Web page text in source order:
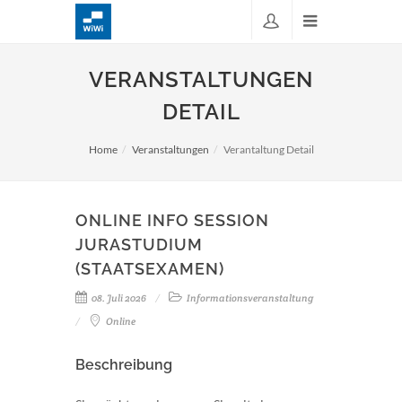
VERANSTALTUNGEN
DETAIL
Home Veranstaltungen Verantaltung Detail
ONLINE INFO SESSION
JURASTUDIUM
(STAATSEXAMEN)
08. Juli 2026
Informationsveranstaltung
Online
Beschreibung